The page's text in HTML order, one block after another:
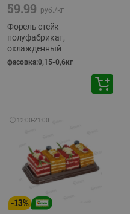
59.99 руб./кг
Форель стейк
полуфабрикат,
охлажденный
фасовка:0,15-0,6кг
🕘 12:00-21:00
-13%